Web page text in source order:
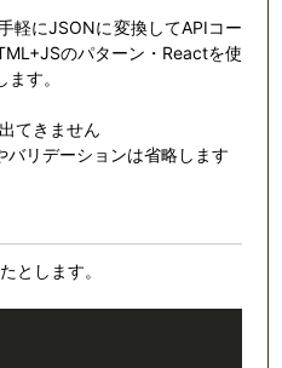
軽にJSONに変換してAPIコー
のパターン・Reactを使
す。
てきません
リデーションは省略します
とします。